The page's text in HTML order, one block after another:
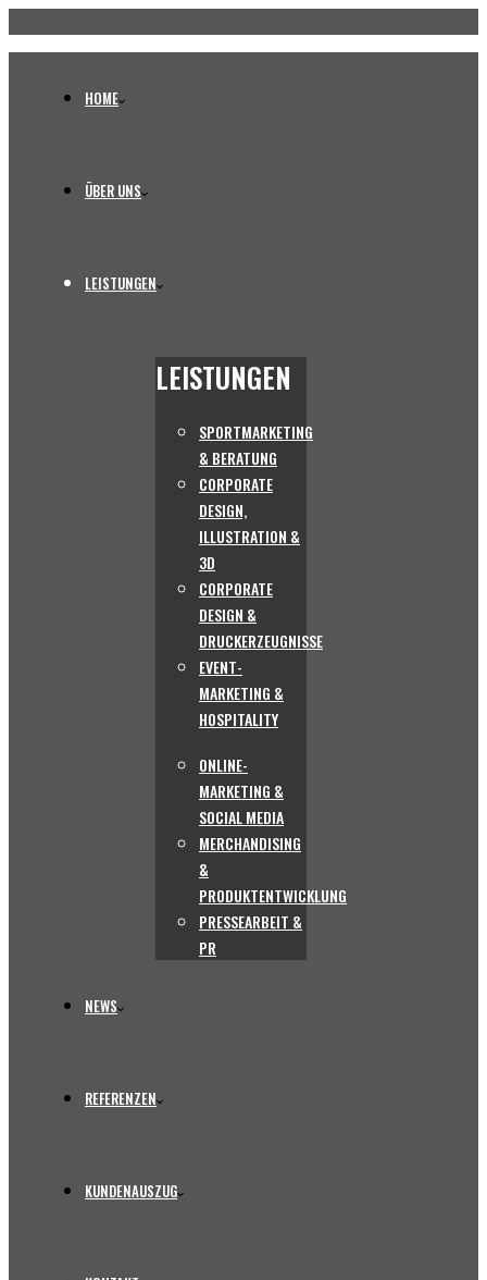
HOME
ÜBER UNS
LEISTUNGEN
LEISTUNGEN
SPORTMARKETING
& BERATUNG
CORPORATE
DESIGN,
ILLUSTRATION &
3D
CORPORATE
DESIGN &
DRUCKERZEUGNISSE
EVENT-
MARKETING &
HOSPITALITY
ONLINE-
MARKETING &
SOCIAL MEDIA
MERCHANDISING
&
PRODUKTENTWICKLUNG
PRESSEARBEIT &
PR
NEWS
REFERENZEN
KUNDENAUSZUG